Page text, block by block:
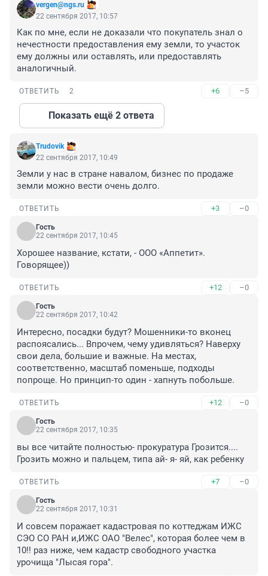
vergen@ngs.ru
22 сентября 2017, 10:57
Как по мне, если не доказали что покупатель знал о
нечестности предоставления ему земли, то участок
ему должны или оставлять, или предоставлять
аналогичный.
ОТВЕТИТЬ 2 +6 –5
Показать ещё 2 ответа
Trudovik
22 сентября 2017, 10:49
Земли у нас в стране навалом, бизнес по продаже
земли можно вести очень долго.
ОТВЕТИТЬ +3 –0
Гость
22 сентября 2017, 10:45
Хорошее название, кстати, - ООО «Аппетит».
Говорящее))
ОТВЕТИТЬ +12 –0
Гость
22 сентября 2017, 10:42
Интересно, посадки будут? Мошенники-то вконец
распоясались... Впрочем, чему удивляться? Наверху
свои дела, большие и важные. На местах,
соответственно, масштаб поменьше, подходы
попроще. Но принцип-то один - хапнуть побольше.
ОТВЕТИТЬ +12 –0
Гость
22 сентября 2017, 10:35
вы все читайте полностью- прокуратура Грозится....
Грозить можно и пальцем, типа ай- я- яй, как ребенку
ОТВЕТИТЬ +7 –0
Гость
22 сентября 2017, 10:31
И совсем поражает кадастровая по коттеджам ИЖС
СЭО СО РАН и,ИЖС ОАО "Велес", которая более чем в
10!! раз ниже, чем кадастр свободного участка
урочища "Лысая гора".